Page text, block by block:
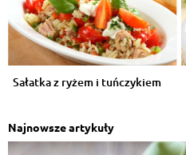
Sałatka z ryżem i tuńczykiem
Najnowsze artykuły